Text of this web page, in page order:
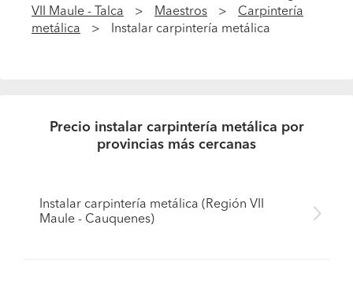
VII Maule - Talca
Maestros
Carpintería
metálica
Instalar carpintería metálica
Precio instalar carpintería metálica por
provincias más cercanas
Instalar carpintería metálica (Región VII
Maule - Cauquenes)